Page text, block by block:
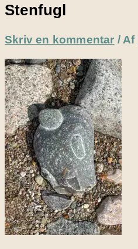
Stenfugl
Skriv en kommentar / Af